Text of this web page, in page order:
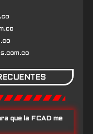
que la FCAD me